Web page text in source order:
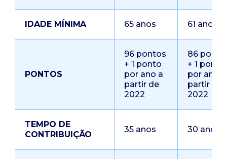
IDADE MÍNIMA 65 anos 61 anos
PONTOS
96 pontos
+ 1 ponto
por ano a
partir de
2022
86
+ 1 ponto
por ano a
partir de
2022
TEMPO DE
CONTRIBUIÇÃO
35 anos 30 anos